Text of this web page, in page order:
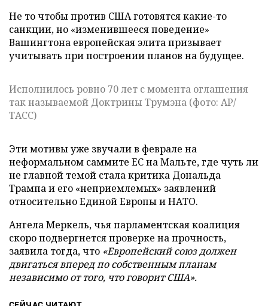
Не то чтобы против США готовятся какие-то
санкции, но «изменившееся поведение»
Вашингтона европейская элита призывает
учитывать при построении планов на будущее.
Исполнилось ровно 70 лет с момента оглашения
так называемой Доктрины Трумэна (фото: AP/
ТАСС)
Эти мотивы уже звучали в феврале на
неформальном саммите ЕС на Мальте, где чуть ли
не главной темой стала критика Дональда
Трампа и его «неприемлемых» заявлений
относительно Единой Европы и НАТО.
Ангела Меркель, чья парламентская коалиция
скоро подвергнется проверке на прочность,
заявила тогда, что «Европейский союз должен
двигаться вперед по собственным планам
независимо от того, что говорит США».